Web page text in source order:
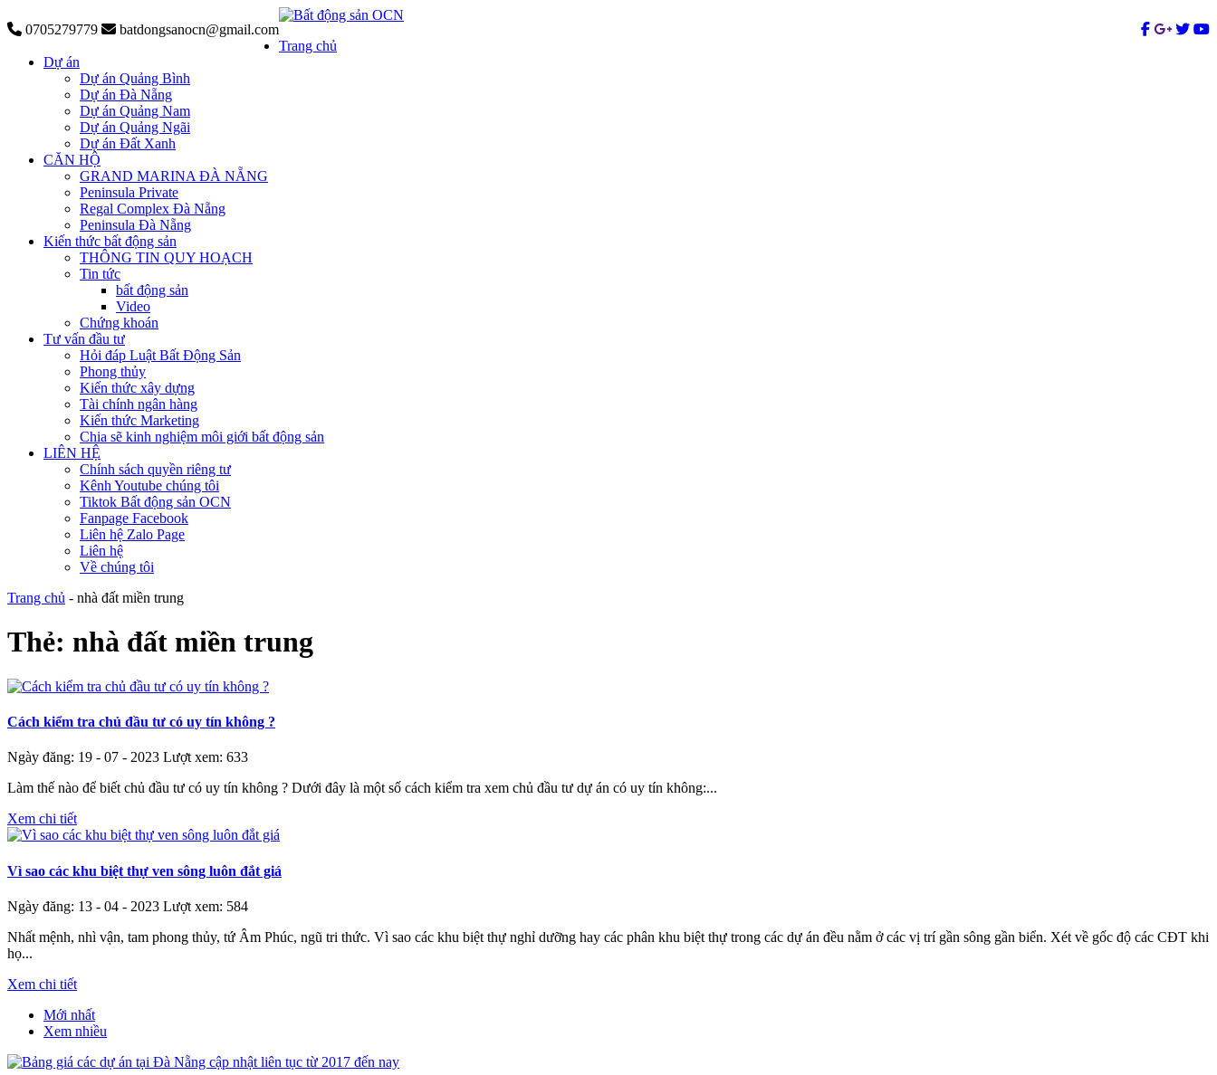
0705279779
batdongsanocn@gmail.com
Trang chủ
Dự án
Dự án Quảng Bình
Dự án Đà Nẵng
Dự án Quảng Nam
Dự án Quảng Ngãi
Dự án Đất Xanh
CĂN HỘ
GRAND MARINA ĐÀ NẴNG
Peninsula Private
Regal Complex Đà Nẵng
Peninsula Đà Nẵng
Kiến thức bất động sản
THÔNG TIN QUY HOẠCH
Tin tức
bất động sản
Video
Chứng khoán
Tư vấn đầu tư
Hỏi đáp Luật Bất Động Sản
Phong thủy
Kiến thức xây dựng
Tài chính ngân hàng
Kiến thức Marketing
Chia sẽ kinh nghiệm môi giới bất động sản
LIÊN HỆ
Chính sách quyền riêng tư
Kênh Youtube chúng tôi
Tiktok Bất động sản OCN
Fanpage Facebook
Liên hệ Zalo Page
Liên hệ
Về chúng tôi
Trang chủ - nhà đất miền trung
Thẻ: nhà đất miền trung
Cách kiểm tra chủ đầu tư có uy tín không ?
Ngày đăng: 19 - 07 - 2023 Lượt xem: 633
Làm thế nào để biết chủ đầu tư có uy tín không ? Dưới đây là một số cách kiểm tra xem chủ đầu tư dự án có uy tín không:...
Xem chi tiết
Vì sao các khu biệt thự ven sông luôn đắt giá
Ngày đăng: 13 - 04 - 2023 Lượt xem: 584
Nhất mệnh, nhì vận, tam phong thủy, tứ Âm Phúc, ngũ tri thức. Vì sao các khu biệt thự nghỉ dưỡng hay các phân khu biệt thự trong các dự án đều nằm ở các vị trí gần sông gần biển. Xét về gốc độ các CĐT khi
họ...
Xem chi tiết
Mới nhất
Xem nhiều